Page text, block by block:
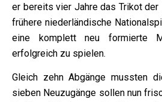
er bereits vier Jahre das Trikot
frühere niederländische
eine komplett neu formierte
erfolgreich zu spielen.
Gleich zehn Abgänge mussten
sieben Neuzugänge sollen nun